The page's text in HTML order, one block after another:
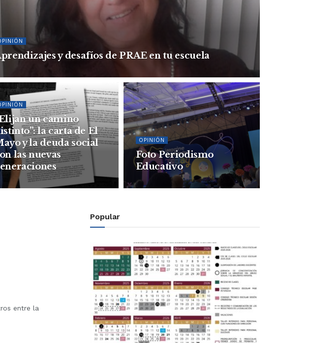
y desafíos de PRAE en tu escuela
un camino
la carta de El
y la deuda social
las nuevas
OPINIÓN
Foto Periodismo
Educativo
entre la
Popular